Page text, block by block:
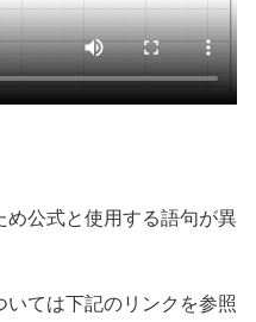
公式と使用する語句が異
ては下記のリンクを参照